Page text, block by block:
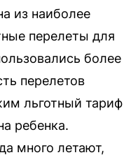
из наиболее
перелеты для
более
перелетов
льготный тариф
ребенка.
много летают,